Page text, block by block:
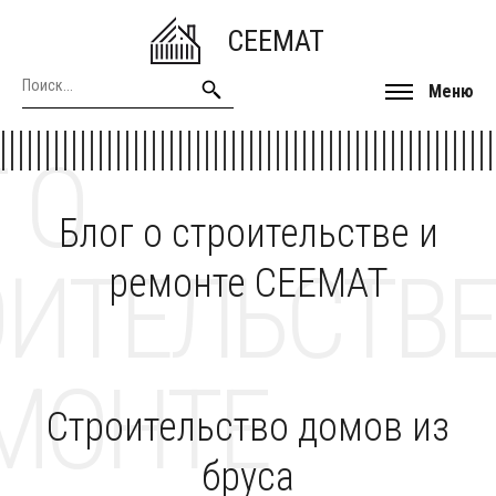
CEEMAT
Меню
Блог о строительстве и
ремонте CEEMAT
О
Строительство домов из
бруса